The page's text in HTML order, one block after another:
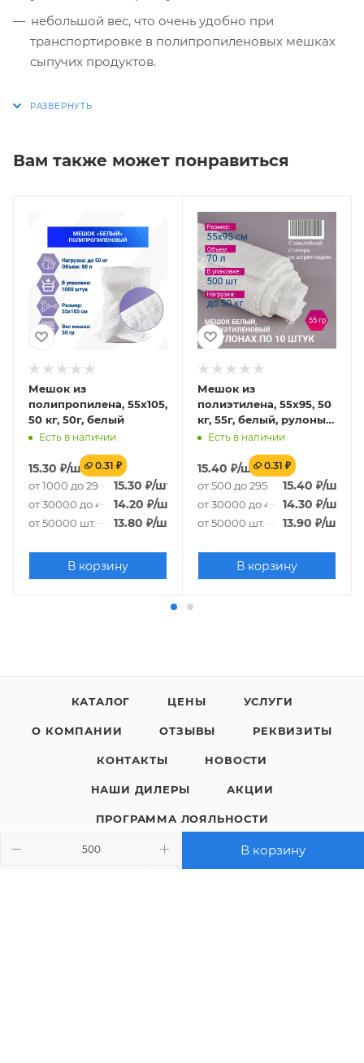
В корзину
небольшой вес, что очень удобно при
транспортировке в полипропиленовых мешках
сыпучих продуктов.
Вам также может понравиться
Мешок из
полипропилена, 55x105,
50 кг, 50г, белый
Есть в наличии
15.30 ₽/шт. 0.31 ₽
от 1000 до 29000 шт.
15.30 ₽/шт.
от 30000 до 49000 шт.
14.20 ₽/шт.
от 50000 шт. 13.80 ₽/шт.
В корзину
Мешок из
полиэтилена, 55x95, 50
кг, 55г, белый, рулоны
по 10 шт. со стикером
Есть в наличии
15.40 ₽/шт. 0.31 ₽
от 500 до 29500 шт.
15.40 ₽/шт.
от 30000 до 49500 шт.
14.30 ₽/шт.
от 50000 шт. 13.90 ₽/шт.
В корзину
КАТАЛОГ ЦЕНЫ УСЛУГИ
О КОМПАНИИ ОТЗЫВЫ РЕКВИЗИТЫ
КОНТАКТЫ НОВОСТИ
НАШИ ДИЛЕРЫ АКЦИИ
ПРОГРАММА ЛОЯЛЬНОСТИ